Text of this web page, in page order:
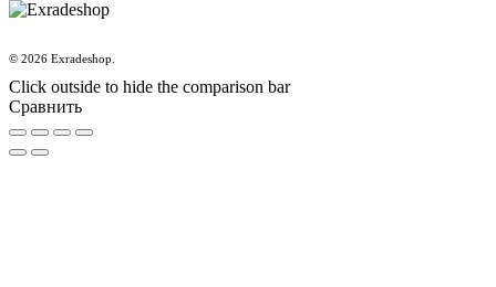
© 2026 Exradeshop.
Click outside to hide the comparison bar
Сравнить